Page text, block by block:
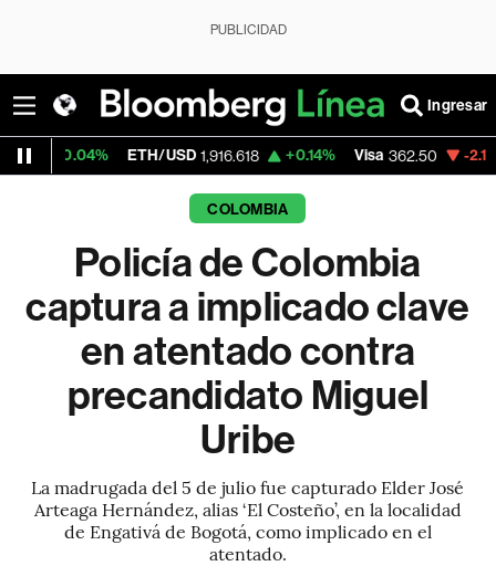
PUBLICIDAD
Ingresar
ETH/USD 1,916.618 +0.14% Visa 362.50 -2.15%
COLOMBIA
Policía de Colombia
captura a implicado clave
en atentado contra
precandidato Miguel
Uribe
La madrugada del 5 de julio fue capturado Elder José
Arteaga Hernández, alias ‘El Costeño’, en la localidad
de Engativá de Bogotá, como implicado en el
atentado.